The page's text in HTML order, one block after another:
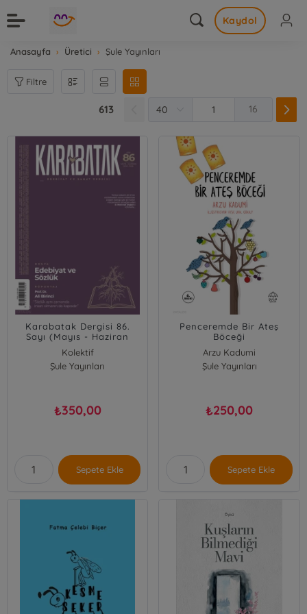
Kaydol
Anasayfa Üretici Şule Yayınları
Filtre
613 16
Karabatak Dergisi 86.
Sayı (Mayıs - Haziran
2026);Dosya: Edebiyat ve
Sözlük
Kolektif
Şule Yayınları
₺350,00
Sepete Ekle
Penceremde Bir Ateş
Böceği
Arzu Kadumi
Şule Yayınları
₺250,00
Sepete Ekle